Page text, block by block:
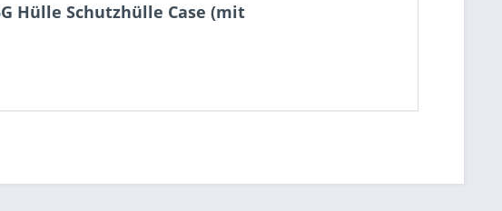
Hülle Schutzhülle Case (mit